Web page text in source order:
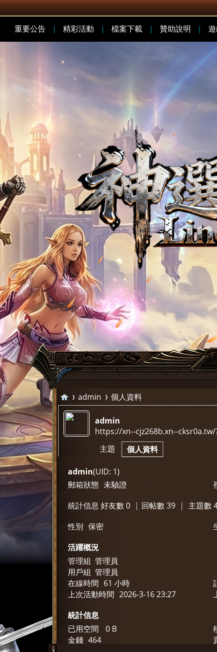
神›
admin 個人資料
admin
https://xn--cjz268b.xn--cksr0a.tw/
主題
個人資料
admin(UID: 1)
郵箱狀態 未驗證
統計信息 好友數 0 | 回帖數 39 |
主題數
性別 保密
活躍概況
管理組 管理員
用戶組 管理員
在線時間 61 小時
上次活動時間 2026-3-16 23:27
統計信息
已用空間
0 B
金錢 464